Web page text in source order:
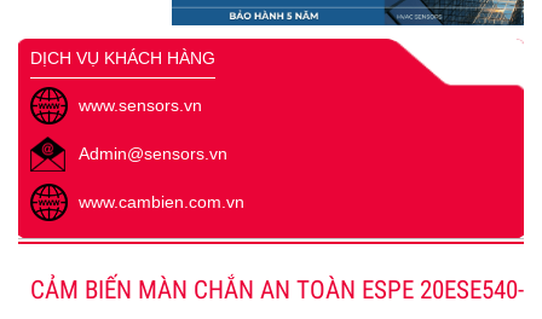
DỊCH VỤ KHÁCH HÀNG
www.sensors.vn
Admin@sensors.vn
www.cambien.com.vn
CẢM BIẾN MÀN CHẮN AN TOÀN ESPE 20ESE540-